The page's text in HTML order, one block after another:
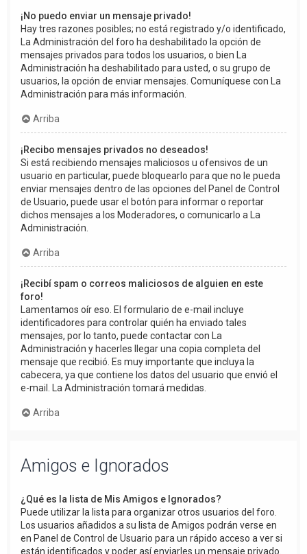
¡No puedo enviar un mensaje privado!
Hay tres razones posibles; no está registrado y/o identificado,
La Administración del foro ha deshabilitado la opción de
mensajes privados para todos los usuarios, o bien La
Administración ha deshabilitado para usted, o su grupo de
usuarios, la opción de enviar mensajes. Comuníquese con La
Administración para más información.
Arriba
¡Recibo mensajes privados no deseados!
Si está recibiendo mensajes maliciosos u ofensivos de un
usuario en particular, puede bloquearlo para que no le pueda
enviar mensajes dentro de las opciones del Panel de Control
de Usuario, puede usar el botón para informar o reportar
dichos mensajes a los Moderadores, o comunicarlo a La
Administración.
Arriba
¡Recibí spam o correos maliciosos de alguien en este
foro!
Lamentamos oír eso. El formulario de e-mail incluye
identificadores para controlar quién ha enviado tales
mensajes, por lo tanto, puede contactar con La
Administración y hacerles llegar una copia completa del
mensaje que recibió. Es muy importante que incluya la
cabecera, ya que contiene los datos del usuario que envió el
e-mail. La Administración tomará medidas.
Arriba
Amigos e Ignorados
¿Qué es la lista de Mis Amigos e Ignorados?
Puede utilizar la lista para organizar otros usuarios del foro.
Los usuarios añadidos a su lista de Amigos podrán verse en
en Panel de Control de Usuario para un rápido acceso a ver si
están identificados y poder así enviarles un mensaje privado.